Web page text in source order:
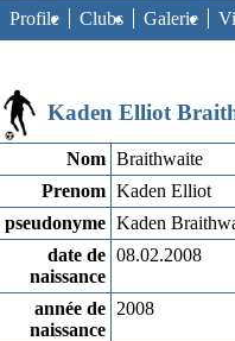
Profile Clubs Galerie
Kaden Elliot
Nom Braithwaite
Prenom Kaden Elliot
pseudonyme Kaden
date de
naissance
08.02.2008
année de
naissance
2008